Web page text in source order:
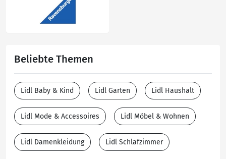
Beliebte Themen
Lidl Baby & Kind Lidl Garten Lidl Haushalt
Lidl Mode & Accessoires Lidl Möbel & Wohnen
Lidl Damenkleidung Lidl Schlafzimmer